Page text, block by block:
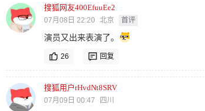
搜狐网友400EfuuEe2
07月08日 22:20 北京 首评
演员又出来表演了。
26 回复
搜狐用户rHvdNt8SRV
07月09日 00:47 四川